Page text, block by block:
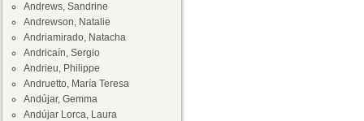
Andrews, Sandrine
Andrewson, Natalie
Andriamirado, Natacha
Andricaín, Sergio
Andrieu, Philippe
Andruetto, María Teresa
Andújar, Gemma
Andújar Lorca, Laura